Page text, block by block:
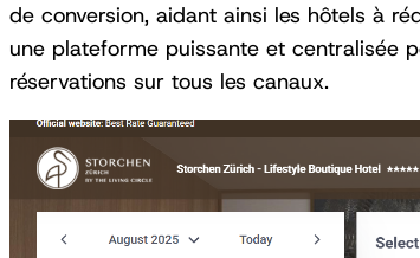
de conversion, aidant ainsi les hôtels à
une plateforme puissante et centralisée
réservations sur tous les canaux.